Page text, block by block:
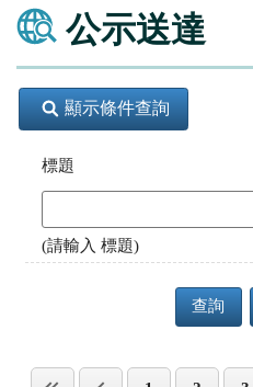
公示送達
顯示條件查詢
標題
(請輸入 標題)
查詢